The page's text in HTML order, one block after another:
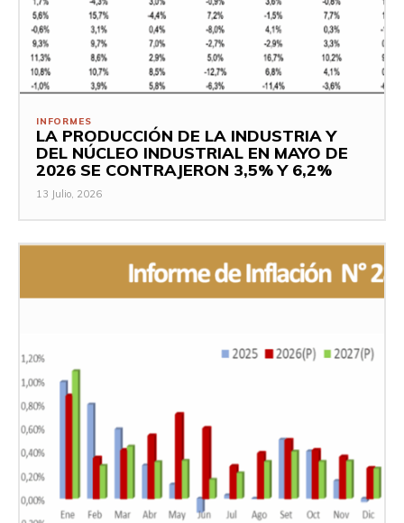
INFORMES
LA PRODUCCIÓN DE LA INDUSTRIA Y
DEL NÚCLEO INDUSTRIAL EN MAYO DE
2026 SE CONTRAJERON 3,5% Y 6,2%
13 Julio, 2026